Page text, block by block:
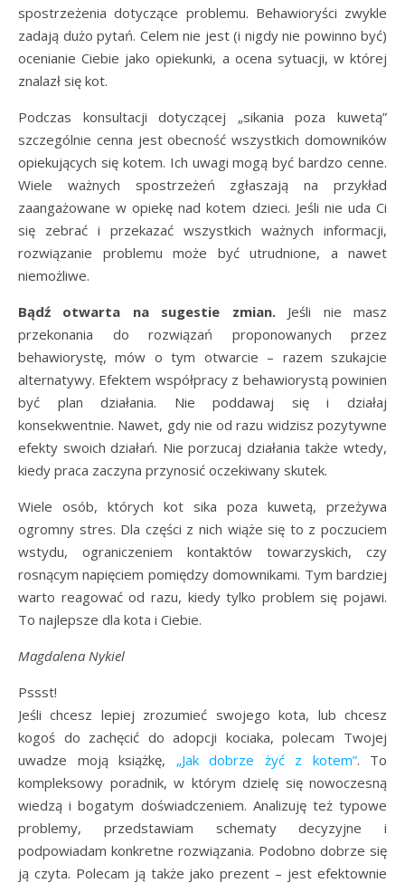
spostrzeżenia dotyczące problemu. Behawioryści zwykle
zadają dużo pytań. Celem nie jest (i nigdy nie powinno być)
ocenianie Ciebie jako opiekunki, a ocena sytuacji, w której
znalazł się kot.
Podczas konsultacji dotyczącej „sikania poza kuwetą”
szczególnie cenna jest obecność wszystkich domowników
opiekujących się kotem. Ich uwagi mogą być bardzo cenne.
Wiele ważnych spostrzeżeń zgłaszają na przykład
zaangażowane w opiekę nad kotem dzieci. Jeśli nie uda Ci
się zebrać i przekazać wszystkich ważnych informacji,
rozwiązanie problemu może być utrudnione, a nawet
niemożliwe.
Bądź otwarta na sugestie zmian.Jeśli nie masz
przekonania do rozwiązań proponowanych przez
behawiorystę, mów o tym otwarcie – razem szukajcie
alternatywy. Efektem współpracy z behawiorystą powinien
być plan działania. Nie poddawaj się i działaj
konsekwentnie. Nawet, gdy nie od razu widzisz pozytywne
efekty swoich działań. Nie porzucaj działania także wtedy,
kiedy praca zaczyna przynosić oczekiwany skutek.
Wiele osób, których kot sika poza kuwetą, przeżywa
ogromny stres. Dla części z nich wiąże się to z poczuciem
wstydu, ograniczeniem kontaktów towarzyskich, czy
rosnącym napięciem pomiędzy domownikami. Tym bardziej
warto reagować od razu, kiedy tylko problem się pojawi.
To najlepsze dla kota i Ciebie.
Magdalena Nykiel
Pssst!
Jeśli chcesz lepiej zrozumieć swojego kota, lub chcesz
kogoś do zachęcić do adopcji kociaka, polecam Twojej
uwadze moją książkę, „Jak dobrze żyć z kotem”. To
kompleksowy poradnik, w którym dzielę się nowoczesną
wiedzą i bogatym doświadczeniem. Analizuję też typowe
problemy, przedstawiam schematy decyzyjne i
podpowiadam konkretne rozwiązania. Podobno dobrze się
ją czyta. Polecam ją także jako prezent – jest efektownie